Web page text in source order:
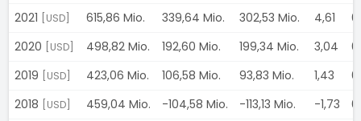
2021
[USD] 615,86 Mio. 339,64 Mio. 302,53 Mio. 4,61
2020
[USD] 498,82 Mio. 192,60 Mio. 199,34 Mio. 3,04
2019
[USD] 423,06 Mio. 106,58 Mio. 93,83 Mio. 1,43
2018
[USD] 459,04 Mio. -104,58 Mio. -113,13 Mio. -1,73